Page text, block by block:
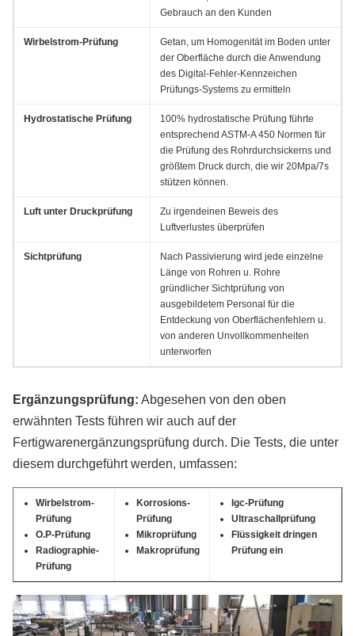
Gebrauch an den Kunden
Wirbelstrom-Prüfung
Getan, um Homogenität im Boden unter
der Oberfläche durch die Anwendung
des Digital-Fehler-Kennzeichen
Prüfungs-Systems zu ermitteln
Hydrostatische Prüfung
100% hydrostatische Prüfung führte
entsprechend ASTM-A 450 Normen für
die Prüfung des Rohrdurchsickerns und
größtem Druck durch, die wir 20Mpa/7s
stützen können.
Luft unter Druckprüfung
Zu irgendeinen Beweis des
Luftverlustes überprüfen
Sichtprüfung
Nach Passivierung wird jede einzelne
Länge von Rohren u. Rohre
gründlicher Sichtprüfung von
ausgebildetem Personal für die
Entdeckung von Oberflächenfehlern u.
von anderen Unvollkommenheiten
unterworfen
Ergänzungsprüfung: Abgesehen von den oben
erwähnten Tests führen wir auch auf der
Fertigwarenergänzungsprüfung durch. Die Tests, die unter
diesem durchgeführt werden, umfassen:
Wirbelstrom-
Prüfung
O.P-Prüfung
Radiographie-
Prüfung
Korrosions-
Prüfung
Mikroprüfung
Makroprüfung
Igc-Prüfung
Ultraschallprüfung
Flüssigkeit dringen
Prüfung ein